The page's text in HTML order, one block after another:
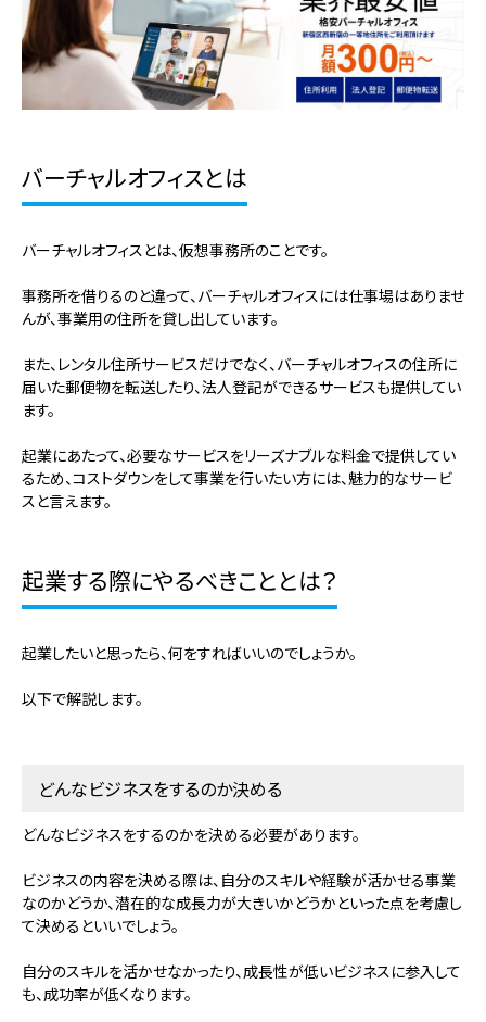
バーチャルオフィスとは
バーチャルオフィスとは、仮想事務所のことです。
事務所を借りるのと違って、バーチャルオフィスには仕事場はありませ
んが、事業用の住所を貸し出しています。
また、レンタル住所サービスだけでなく、バーチャルオフィスの住所に
届いた郵便物を転送したり、法人登記ができるサービスも提供してい
ます。
起業にあたって、必要なサービスをリーズナブルな料金で提供してい
るため、コストダウンをして事業を行いたい方には、魅力的なサービ
スと言えます。
起業する際にやるべきこととは？
起業したいと思ったら、何をすればいいのでしょうか。
以下で解説します。
どんなビジネスをするのか決める
どんなビジネスをするのかを決める必要があります。
ビジネスの内容を決める際は、自分のスキルや経験が活かせる事業
なのかどうか、潜在的な成長力が大きいかどうかといった点を考慮し
て決めるといいでしょう。
自分のスキルを活かせなかったり、成長性が低いビジネスに参入して
も、成功率が低くなります。